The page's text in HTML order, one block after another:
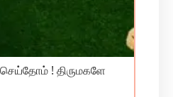
செய்தோம் ! திருமகளே